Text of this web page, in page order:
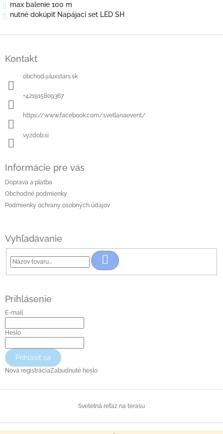
max balenie 100 m
nutné dokúpiť Napájací set LED SH
Kontakt
obchod@luxstars.sk
+421915809367
https://www.facebook.com/svetlanaevent/
vyzdob.si
Informácie pre vás
Doprava a platba
Obchodné podmienky
Podmienky ochrany osobných údajov
Vyhľadávanie
Hľadať
Prihlásenie
E-mail
Heslo
Prihlásiť sa
Nová registráciaZabudnuté heslo
Svetelná reťaz na terasu